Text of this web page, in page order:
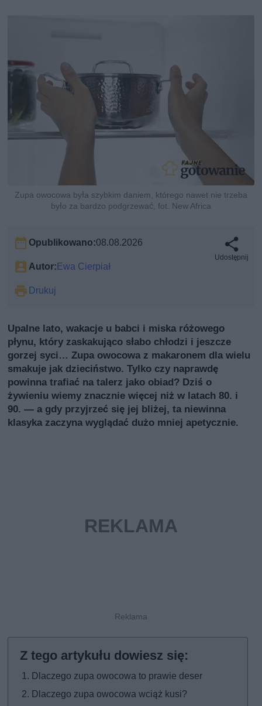
Zupa owocowa była szybkim daniem, którego nawet nie trzeba
było za bardzo podgrzewać, fot. New Africa
Opublikowano:08.08.2026
Autor: Ewa Cierpiał
Drukuj
Udostępnij
Upalne lato, wakacje u babci i miska różowego
płynu, który zaskakująco słabo chłodzi i jeszcze
gorzej syci… Zupa owocowa z makaronem dla wielu
smakuje jak dzieciństwo. Tylko czy naprawdę
powinna trafiać na talerz jako obiad? Dziś o
żywieniu wiemy znacznie więcej niż w latach 80. i
90. — a gdy przyjrzeć się jej bliżej, ta niewinna
klasyka zaczyna wyglądać dużo mniej apetycznie.
Dlaczego zupa owocowa to prawie deser
Dlaczego zupa owocowa wciąż kusi?